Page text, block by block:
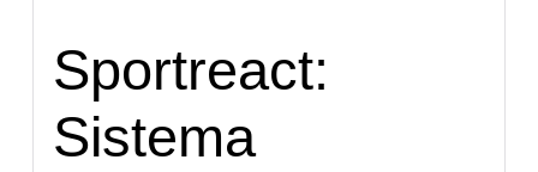
Sportreact:
Sistema